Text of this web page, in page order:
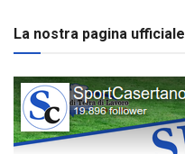
La nostra pagina ufficiale